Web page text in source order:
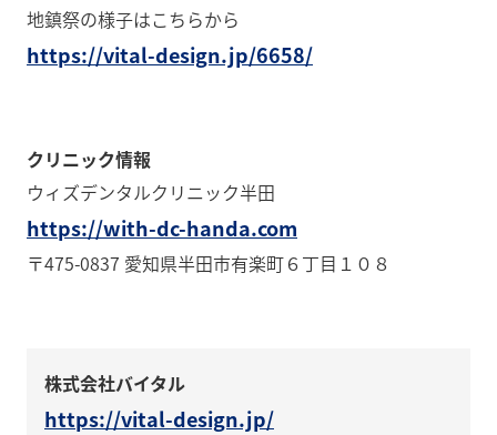
地鎮祭の様子はこちらから
https://vital-design.jp/6658/
クリニック情報
ウィズデンタルクリニック半田
https://with-dc-handa.com
〒475-0837 愛知県半田市有楽町６丁目１０８
株式会社バイタル
https://vital-design.jp/